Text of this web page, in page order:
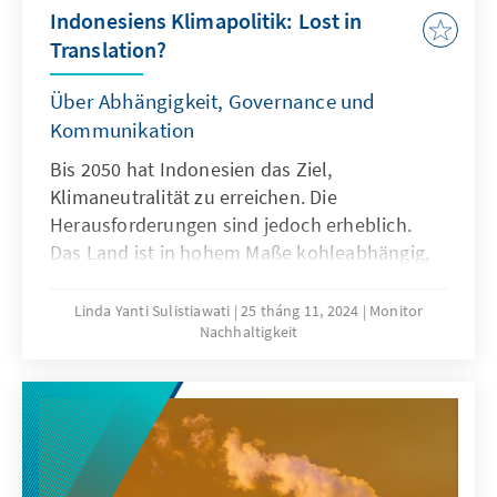
Indonesiens Klimapolitik: Lost in
Translation?
Über Abhängigkeit, Governance und
Kommunikation
Bis 2050 hat Indonesien das Ziel,
Klimaneutralität zu erreichen. Die
Herausforderungen sind jedoch erheblich.
Das Land ist in hohem Maße kohleabhängig,
hinsichtlich der Exporterlöse. Der Ausstieg aus
fossilen Brennstoffen und die Umsetzung
umfassenden Ansatz, der nationale Politik in
die lokale Umsetzung integriert, finanzielle
und strukturelle Hindernisse überwindet und
auf internationale Zusammenarbeit setzt. Es
Linda Yanti Sulistiawati 25 tháng 11, 2024
Monitor
Nachhaltigkeit